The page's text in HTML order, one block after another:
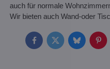
auch für normale
Wir bieten auch Wand-oder
FacebookTwitterBluesky